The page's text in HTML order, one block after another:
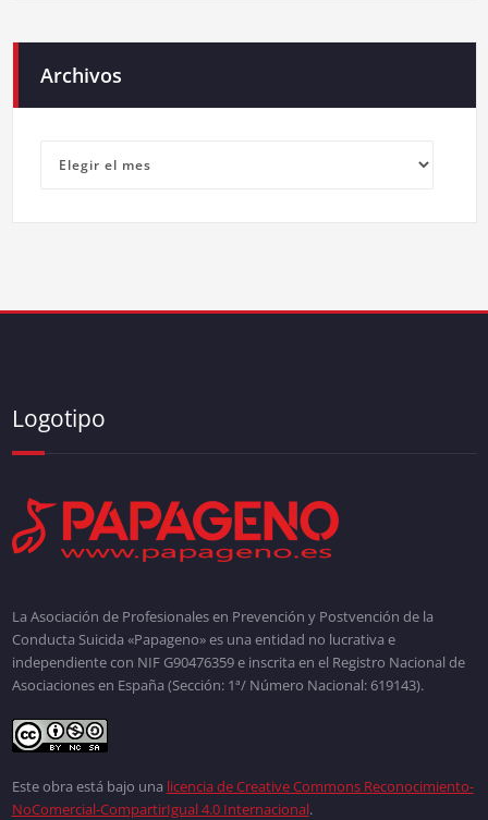
Archivos
Logotipo
La Asociación de Profesionales en Prevención y Postvención de la
Conducta Suicida «Papageno» es una entidad no lucrativa e
independiente con NIF G90476359 e inscrita en el Registro Nacional de
Asociaciones en España (Sección: 1ª/ Número Nacional: 619143).
Este obra está bajo una licencia de Creative Commons Reconocimiento-
NoComercial-CompartirIgual 4.0 Internacional.